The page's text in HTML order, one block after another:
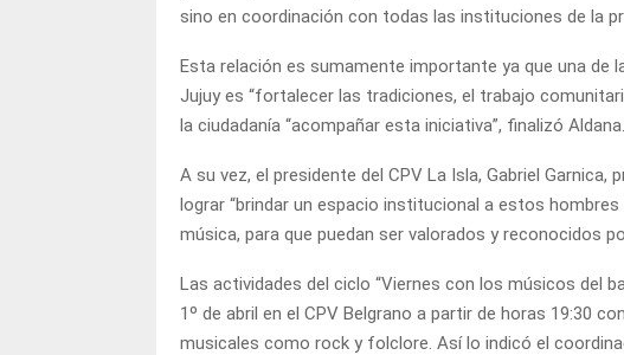
sino en coordinación con todas las instituciones de la
Esta relación es sumamente importante ya que una de
Jujuy es “fortalecer las tradiciones, el trabajo
la ciudadanía “acompañar esta iniciativa”, finalizó Aldana.
A su vez, el presidente del CPV La Isla, Gabriel
lograr “brindar un espacio institucional a estos
música, para que puedan ser valorados y reconocidos
Las actividades del ciclo “Viernes con los músicos del
1º de abril en el CPV Belgrano a partir de horas 19:30
musicales como rock y folclore. Así lo indicó el